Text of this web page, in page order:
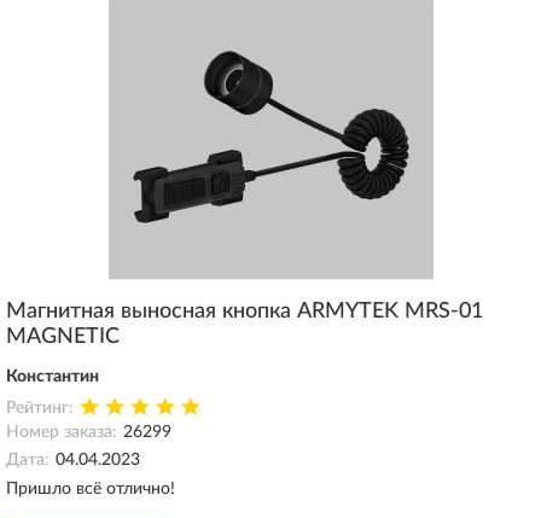
Магнитная выносная кнопка ARMYTEK MRS-01
MAGNETIC
Константин
Рейтинг:
Номер заказа: 26299
Дата: 04.04.2023
Пришло всё отлично!